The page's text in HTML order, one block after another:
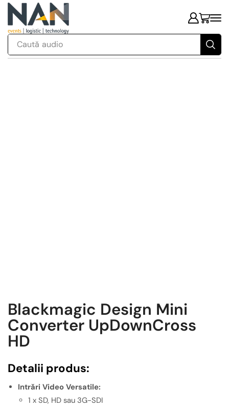
Caută audio
Blackmagic Design Mini
Converter UpDownCross
HD
Detalii produs:
Intrări Video Versatile:
1 x SD, HD sau 3G-SDI